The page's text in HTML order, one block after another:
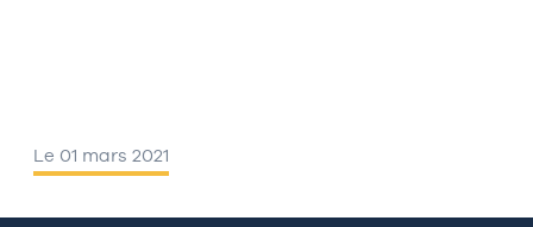
Le 01 mars 2021